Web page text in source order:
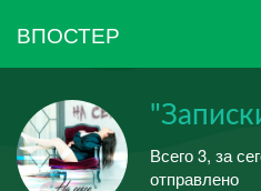
ВПОСТЕР
Всего 3, за
отправлено